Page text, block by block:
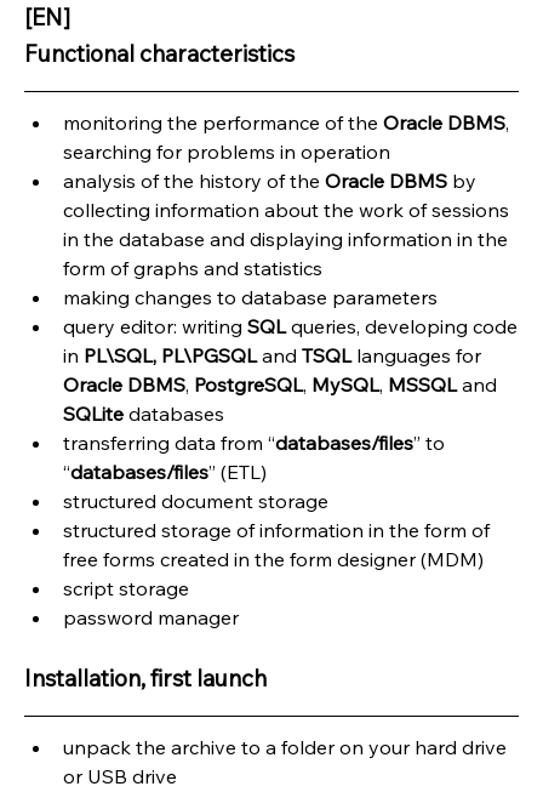
[EN]
Functional characteristics
monitoring the performance of the Oracle DBMS,
searching for problems in operation
analysis of the history of the Oracle DBMS by
collecting information about the work of sessions
in the database and displaying information in the
form of graphs and statistics
making changes to database parameters
query editor: writing SQL queries, developing code
in PL\SQL, PL\PGSQL and TSQL
languages for
Oracle DBMS, PostgreSQL, MySQL, MSSQL
SQLite databases
transferring data from “databases/files” to
“databases/files” (ETL)
structured document storage
structured storage of information in the form of
free forms created in the form designer (MDM)
script storage
password manager
Installation, first launch
unpack the archive to a folder on your hard drive
or USB drive